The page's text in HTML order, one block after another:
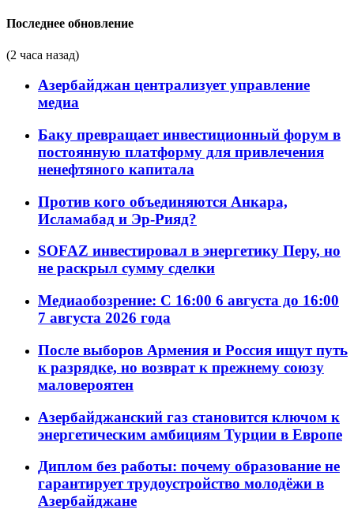
Последнее обновление
(2 часа назад)
Азербайджан централизует управление
медиа
Баку превращает инвестиционный форум в
постоянную платформу для привлечения
ненефтяного капитала
Против кого объединяются Анкара,
Исламабад и Эр-Рияд?
SOFAZ инвестировал в энергетику Перу, но
не раскрыл сумму сделки
Медиаобозрение: С 16:00 6 августа до 16:00
7 августа 2026 года
После выборов Армения и Россия ищут путь
к разрядке, но возврат к прежнему союзу
маловероятен
Азербайджанский газ становится ключом к
энергетическим амбициям Турции в Европе
Диплом без работы: почему образование не
гарантирует трудоустройство молодёжи в
Азербайджане